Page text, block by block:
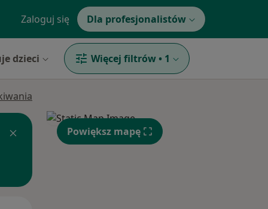
Zaloguj się Dla profesjonalistów
dzieci Więcej filtrów • 1
Powiększ mapę